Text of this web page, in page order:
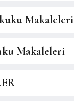
Makaleleri
Makaleleri